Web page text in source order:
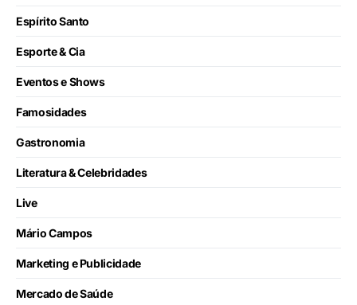
Espírito Santo
Esporte & Cia
Eventos e Shows
Famosidades
Gastronomia
Literatura & Celebridades
Live
Mário Campos
Marketing e Publicidade
Mercado de Saúde